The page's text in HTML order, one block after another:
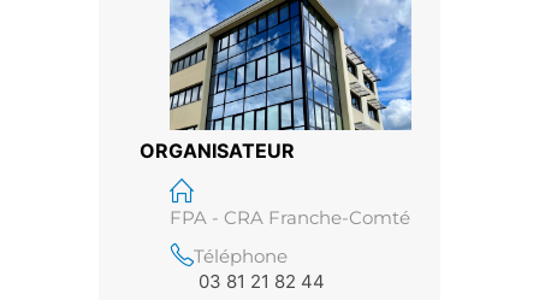
ORGANISATEUR
FPA - CRA Franche-Comté
Téléphone
03 81 21 82 44